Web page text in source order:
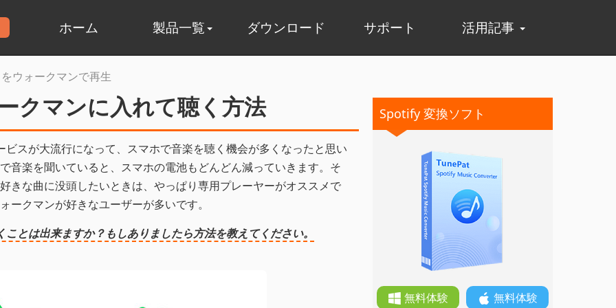
ホーム 製品一覧 ダウンロード サポート 活用記事
ウォークマンで再生
クマンに入れて聴く方法
スが大流行になって、スマホで音楽を聴く機会が多くなったと思い
音楽を聞いていると、スマホの電池もどんどん減っていきます。そ
きな曲に没頭したいときは、やっぱり専用プレーヤーがオススメで
クマンが好きなユーザーが多いです。
とは出来ますか？もしありましたら方法を教えてください。
Spotify 変換ソフト
無料体験 無料体験